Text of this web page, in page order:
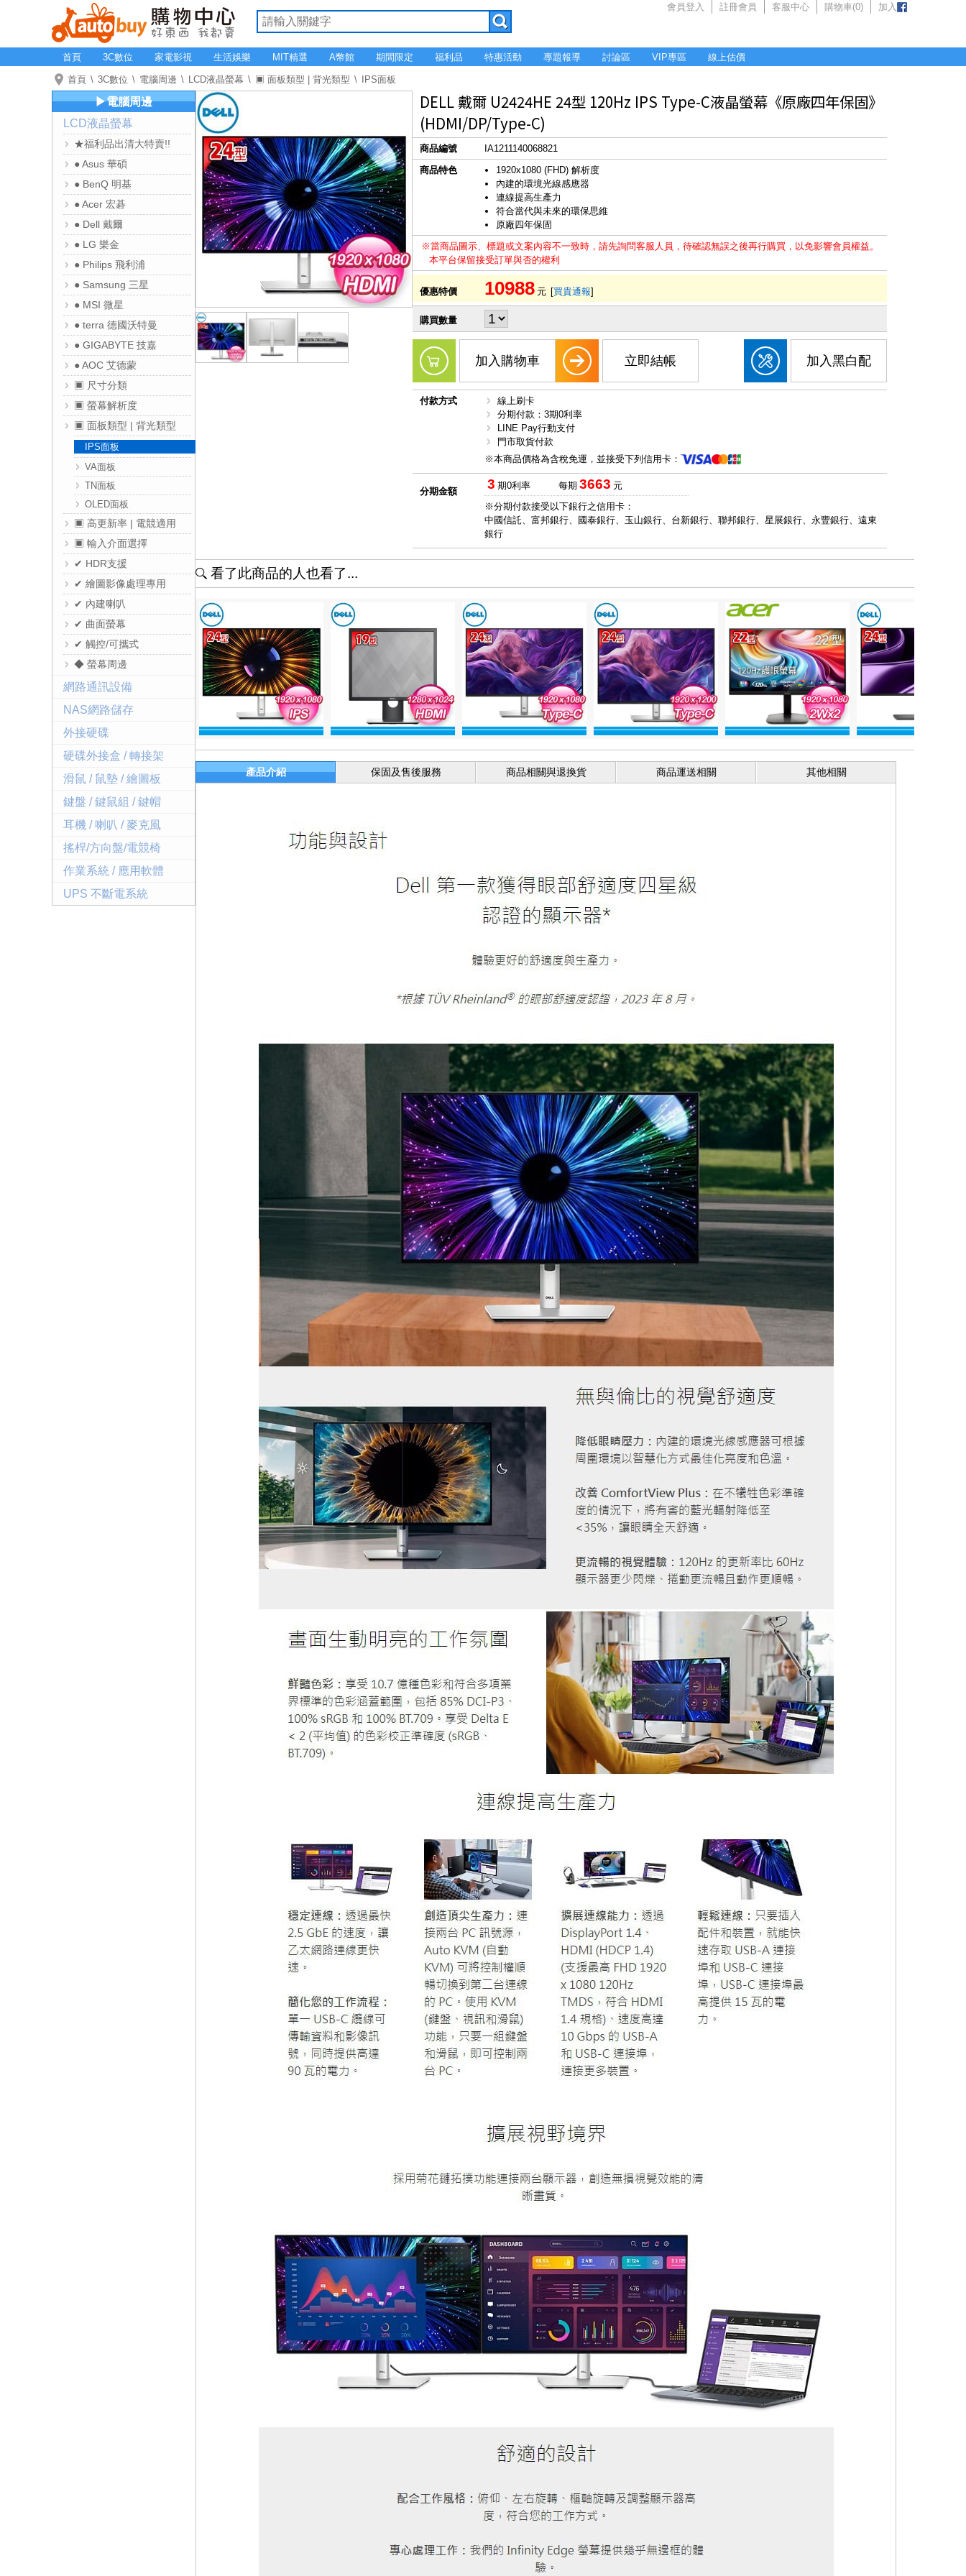
會員登入 註冊會員 客服中心 購物車(0) 加入
首頁 3C數位 家電影視 生活娛樂 MIT精選 A幣館 期間限定 福利品 特惠活動 專題報導 討論區 VIP專區 線上估價
首頁 3C數位 電腦周邊 LCD液晶螢幕 ▣ 面板類型 | 背光類型 IPS面板
DELL 戴爾 U2424HE 24型 120Hz IPS Type-C液晶螢幕《原廠四年保固》
(HDMI/DP/Type-C)
商品編號
IA1211140068821
商品特色
1920x1080 (FHD) 解析度
內建的環境光線感應器
連線提高生產力
符合當代與未來的環保思維
原廠四年保固
※當商品圖示、標題或文案內容不一致時，請先詢問客服人員，待確認無誤之後再行購買，以免影響會員權益。
本平台保留接受訂單與否的權利
優惠特價 10988 元 [買貴通報]
購買數量
加入購物車 立即結帳 加入黑白配
付款方式
線上刷卡
分期付款：3期0利率
LINE Pay行動支付
門市取貨付款
※本商品價格為含稅免運，並接受下列信用卡：
分期金額 3 期0利率 每期 3663 元
※分期付款接受以下銀行之信用卡：
中國信託、富邦銀行、國泰銀行、玉山銀行、台新銀行、聯邦銀行、星展銀行、永豐銀行、遠東
銀行
看了此商品的人也看了...
產品介紹 保固及售後服務 商品相關與退換貨 商品運送相關 其他相關
▶電腦周邊
LCD液晶螢幕
★福利品出清大特賣!!
● Asus 華碩
● BenQ 明基
● Acer 宏碁
● Dell 戴爾
● LG 樂金
● Philips 飛利浦
● Samsung 三星
● MSI 微星
● terra 德國沃特曼
● GIGABYTE 技嘉
● AOC 艾德蒙
▣ 尺寸分類
▣ 螢幕解析度
▣ 面板類型 | 背光類型
IPS面板
VA面板
TN面板
OLED面板
▣ 高更新率 | 電競適用
▣ 輸入介面選擇
✔ HDR支援
✔ 繪圖影像處理專用
✔ 內建喇叭
✔ 曲面螢幕
✔ 觸控/可攜式
◆ 螢幕周邊
網路通訊設備
NAS網路儲存
外接硬碟
硬碟外接盒 / 轉接架
滑鼠 / 鼠墊 / 繪圖板
鍵盤 / 鍵鼠組 / 鍵帽
耳機 / 喇叭 / 麥克風
搖桿/方向盤/電競椅
作業系統 / 應用軟體
UPS 不斷電系統